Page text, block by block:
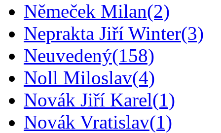
Němeček Milan(2)
Neprakta Jiří Winter(3)
Neuvedený(158)
Noll Miloslav(4)
Novák Jiří Karel(1)
Novák Vratislav(1)